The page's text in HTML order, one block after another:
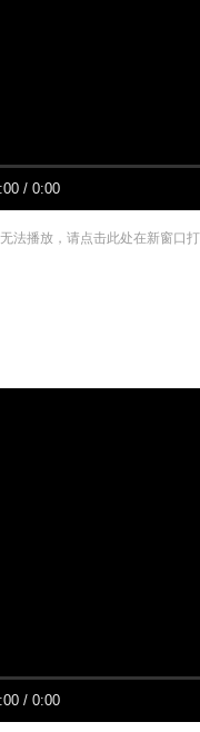
/ 0:00
法播放，请点击此处在新窗口
/ 0:00